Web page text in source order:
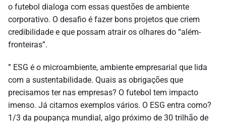
o futebol dialoga com essas questões de ambiente
corporativo. O desafio é fazer bons projetos que criem
credibilidade e que possam atrair os olhares do “além-
fronteiras”.
” ESG é o microambiente, ambiente empresarial que lida
com a sustentabilidade. Quais as obrigações que
precisamos ter nas empresas? O futebol tem impacto
imenso. Já citamos exemplos vários. O ESG entra como?
1/3 da poupança mundial, algo próximo de 30 trilhão de